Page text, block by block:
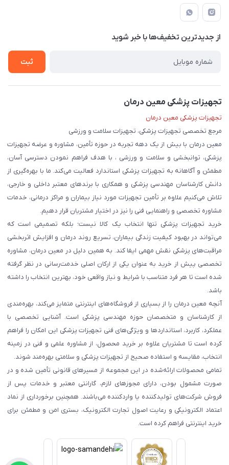
لیست محصولات
درباره ما
راهنما
قوانین و مقررات
حریم خصوصی
از جدید‌ترین تخفیف‌ها با‌ خبر شوید
ثبت
تجهیزات پزشکی معین درمان
تجهیزات پزشکی معین درمان
مرجع تخصصی تجهیزات پزشکی، تجهیزات سلامت و ورزشی
معین درمان با بیش از یک دهه تجربه در حوزه تأمین، مشاوره و عرضه تجهیزات
پزشکی، توانبخشی و سلامت و ورزشی ، با هدف فراهم نمودن دسترسی آسان،
مطمئن و آگاهانه به تجهیزات پزشکی استاندارد فعالیت می‌کند. ما با بهره‌گیری از
دانش کارشناسان مهندسی پزشکی و همکاری با برندهای معتبر داخلی و خارجی،
تلاش می‌کنیم علاوه بر تأمین تجهیزات مورد نیاز بیماران و مراکز درمانی، خدمات
مشاوره تخصصی و راهنمایی فنی را نیز در اختیار مشتریان قرار دهیم.
خرید تجهیزات پزشکی تنها انتخاب یک کالا نیست؛ بلکه تصمیمی است که
می‌تواند در بهبود کیفیت زندگی بیماران، تسریع روند درمان و افزایش اثربخشی
مراقبت‌های پزشکی نقش مهمی ایفا کند. به همین دلیل در معین درمان، مشاوره
تخصصی پیش از خرید به عنوان یکی از ارکان اصلی خدمت‌رسانی در نظر گرفته
شده است تا هر فرد متناسب با شرایط و نیاز واقعی خود، بهترین انتخاب را داشته
باشد.
آنچه معین درمان را از بسیاری از فروشگاه‌های اینترنتی متمایز می‌کند، بهره‌مندی
از کارشناسان و متخصصان حوزه مهندسی پزشکی است. آشنایی تخصصی با
عملکرد، کاربرد، استانداردها و ویژگی‌های فنی تجهیزات پزشکی این امکان را فراهم
کرده است تا مشتریان علاوه بر خرید محصول، از مشاوره علمی و فنی در زمینه
انتخاب، مقایسه و استفاده صحیح از تجهیزات پزشکی و سلامتی بهره‌مند شوند.
تمامی محصولات ارائه‌شده در این مجموعه از مسیرهای قانونی تأمین شده و در
صورت مشمول بودن، دارای مجوزهای لازم، گارانتی معتبر و خدمات پس از
فروش شرکت‌های تولیدکننده یا واردکننده می‌باشند. همچنین برخورداری از نماد
اعتماد الکترونیکی و رعایت اصول تجارت الکترونیک، بستری امن و مطمئن برای
خرید اینترنتی فراهم کرده است.